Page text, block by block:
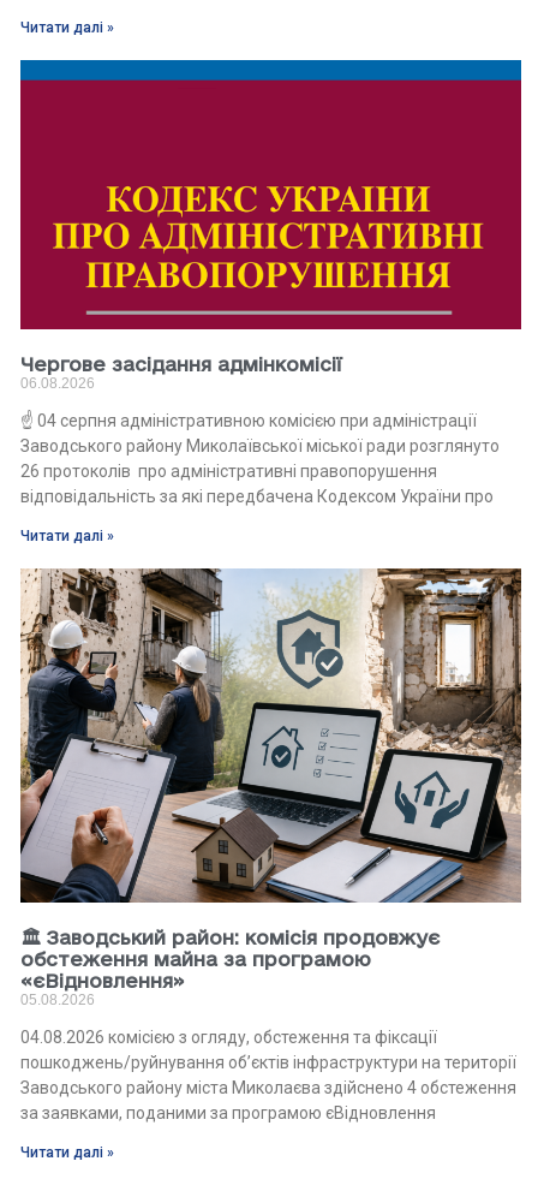
Читати далі »
Чергове засідання адмінкомісії
06.08.2026
☝️ 04 серпня адміністративною комісією при адміністрації
Заводського району Миколаївської міської ради розглянуто
26 протоколів про адміністративні правопорушення
відповідальність за які передбачена Кодексом України про
Читати далі »
🏛 Заводський район: комісія продовжує
обстеження майна за програмою
«єВідновлення»
05.08.2026
04.08.2026 комісією з огляду, обстеження та фіксації
пошкоджень/руйнування об’єктів інфраструктури на території
Заводського району міста Миколаєва здійснено 4 обстеження
за заявками, поданими за програмою єВідновлення
Читати далі »